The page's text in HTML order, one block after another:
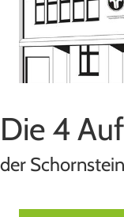
Die 4
der